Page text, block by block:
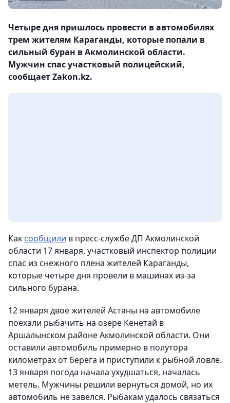
Четыре дня пришлось провести в автомобилях
трем жителям Караганды, которые попали в
сильный буран в Акмолинской области.
Мужчин спас участковый полицейский,
сообщает Zakon.kz.
Как сообщили в пресс-службе ДП Акмолинской
области 17 января, участковый инспектор полиции
спас из снежного плена жителей Караганды,
которые четыре дня провели в машинах из-за
сильного бурана.
12 января двое жителей Астаны на автомобиле
поехали рыбачить на озере Кенетай в
Аршалынском районе Акмолинской области. Они
оставили автомобиль примерно в полутора
километрах от берега и приступили к рыбной ловле.
13 января погода начала ухудшаться, началась
метель. Мужчины решили вернуться домой, но их
автомобиль не завелся. Рыбакам удалось связаться